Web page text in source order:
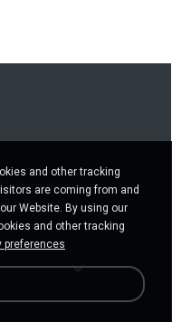
information
information
and other tracking
are coming from and
Website. By using our
and other tracking
preferences